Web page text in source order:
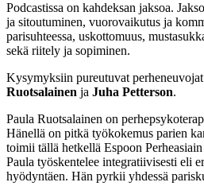
Podcastissa on kahdeksan jaksoa.
ja sitoutuminen, vuorovaikutus ja
parisuhteessa, uskottomuus,
sekä riitely ja sopiminen.
Kysymyksiin pureutuvat
Ruotsalainen ja Juha Petterson.
Paula Ruotsalainen on
Hänellä on pitkä työkokemus parien
toimii tällä hetkellä Espoon
Paula työskentelee integratiivisesti eli
hyödyntäen. Hän pyrkii yhdessä